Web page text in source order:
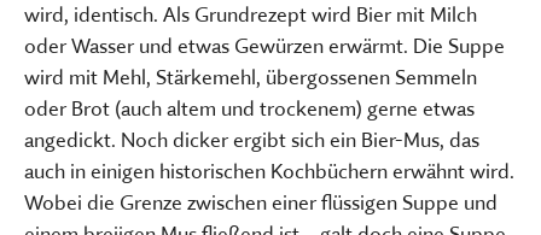
wird, identisch. Als Grundrezept wird Bier mit Milch
oder Wasser und etwas Gewürzen erwärmt. Die Suppe
wird mit Mehl, Stärkemehl, übergossenen Semmeln
oder Brot (auch altem und trockenem) gerne etwas
angedickt. Noch dicker ergibt sich ein Bier-Mus, das
auch in einigen historischen Kochbüchern erwähnt wird.
Wobei die Grenze zwischen einer flüssigen Suppe und